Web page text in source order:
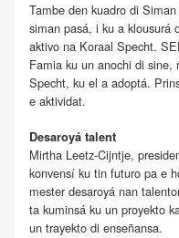
Tambe den kuadro di
siman pasá, i ku a klousurá
aktivo na Koraal Specht.
Famia ku un anochi di sine,
Specht, ku el a adoptá.
e aktividat.
Desaroyá talent
Mirtha Leetz-Cijntje,
konvensí ku tin futuro pa e
mester desaroyá nan
ta kuminsá ku un proyekto
un trayekto di enseñansa.